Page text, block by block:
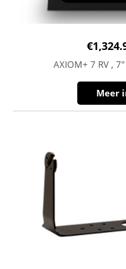
€
AXIOM+ 7 RV ,
Meer